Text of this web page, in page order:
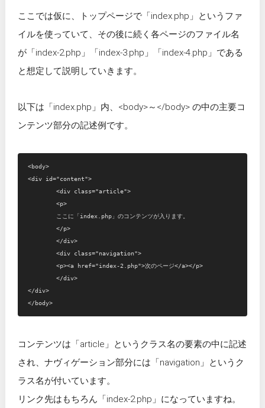
ここでは仮に、トップページで「index.php」というファ
イルを使っていて、その後に続く各ページのファイル名
が「index-2.php」「index-3.php」「index-4.php」である
と想定して説明していきます。
以下は「index.php」内、<body>～</body> の中の主要コ
ンテンツ部分の記述例です。
<body>
<div id="content">
	<div class="article">
	<p>
	</p>
	</div>
	<div class="navigation">
	<p><a href="index-2.php">次のページ</a></p>
	</div>
</div>
コンテンツは「article」というクラス名の要素の中に記述
され、ナヴィゲーション部分には「navigation」というク
ラス名が付いています。
リンク先はもちろん「index-2.php」になっていますね。